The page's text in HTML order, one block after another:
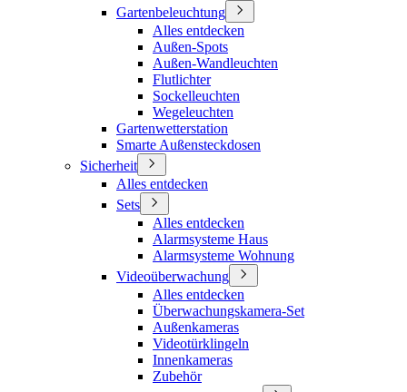
Gartenbeleuchtung
Alles entdecken
Außen-Spots
Außen-Wandleuchten
Flutlichter
Sockelleuchten
Wegeleuchten
Gartenwetterstation
Smarte Außensteckdosen
Sicherheit
Alles entdecken
Sets
Alles entdecken
Alarmsysteme Haus
Alarmsysteme Wohnung
Videoüberwachung
Alles entdecken
Überwachungskamera-Set
Außenkameras
Videotürklingeln
Innenkameras
Zubehör